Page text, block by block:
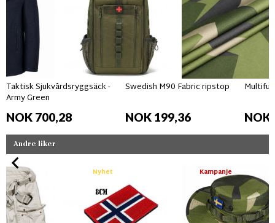
Taktisk Sjukvårdsryggsäck -
Army Green
NOK 700,28
Swedish M90 Fabric ripstop
NOK 199,36 NOK
Andre liker
Nyhet Kampanje